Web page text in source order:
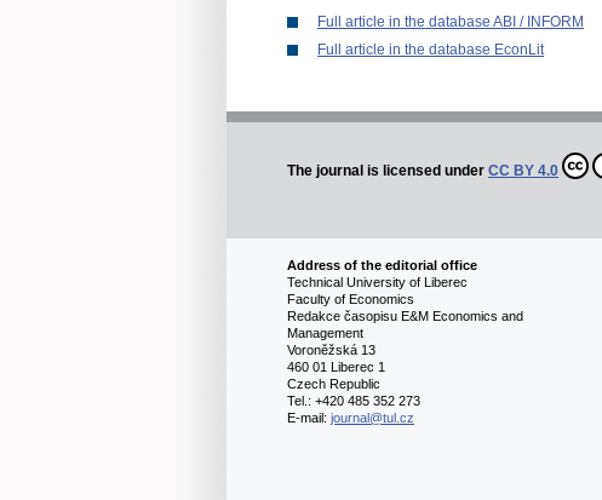
Full article in the database ABI / INFORM
Full article in the database EconLit
The journal is licensed under CC BY 4.0
Address of the editorial office
Technical University of Liberec
Faculty of Economics
Redakce časopisu E&M Economics and
Management
Voroněžská 13
460 01 Liberec 1
Czech Republic
Tel.: +420 485 352 273
E-mail: journal@tul.cz